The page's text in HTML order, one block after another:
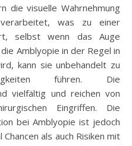
die visuelle Wahrnehmung
was zu einer
selbst wenn das Auge
Amblyopie in der Regel in
kann sie unbehandelt zu
führen. Die
vielfältig und reichen von
Eingriffen. Die
bei Amblyopie ist jedoch
als auch Risiken mit